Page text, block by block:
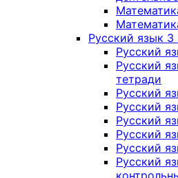
Русский язык 3
Русский
Русский
тетради
Русский
Русский
Русский
Русский
Русский
Русский